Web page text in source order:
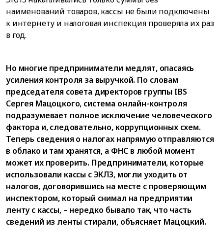
наименований товаров, кассы не были подключены
к интернету и налоговая инспекция проверяла их раз
в год.
Но многие предприниматели медлят, опасаясь
усиления контроля за выручкой. По словам
председателя совета директоров группы IBS
Сергея Мацоцкого, система онлайн-контроля
подразумевает полное исключение человеческого
фактора и, следовательно, коррупционных схем.
Теперь сведения о налогах напрямую отправляются
в облако и там хранятся, а ФНС в любой момент
может их проверить. Предприниматели, которые
использовали кассы с ЭКЛЗ, могли уходить от
налогов, договорившись на месте с проверяющим
инспектором, который снимал на предприятии
ленту с кассы, – нередко бывало так, что часть
сведений из ленты стирали, объясняет Мацоцкий.